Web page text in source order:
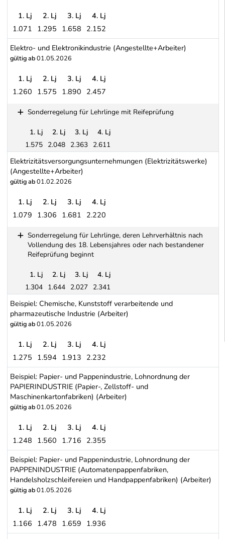
Metallindustrie: Metalltechnische Industrie (Maschinen- und
1. Lj 2. Lj 3. Lj
4. Lj
1.071 1.295 1.658 2.152
Elektro- und Elektronikindustrie (Angestellte+Arbeiter)
gültig ab01.05.2026
1. Lj 2. Lj 3. Lj
4. Lj
1.260 1.575 1.890 2.457
Sonderregelung für Lehrlinge mit Reifeprüfung
Sonderregelung für Lehrlinge mit Reifeprüfung
1. Lj 2. Lj 3. Lj
4. Lj
1.575 2.048 2.363 2.611
Elektrizitätsversorgungsunternehmungen (Elektrizitätswerke)
(Angestellte+Arbeiter)
gültig ab01.02.2026
1. Lj 2. Lj 3. Lj
4. Lj
1.079 1.306 1.681 2.220
Sonderregelung für Lehrlinge, deren Lehrverhältnis nach
Vollendung des 18. Lebensjahres oder nach bestandener
Reifeprüfung beginnt
Sonderregelung für Lehrlinge, deren Lehrverhältnis nach
1. Lj 2. Lj 3. Lj
4. Lj
1.304 1.644 2.027 2.341
Beispiel: Chemische, Kunststoff verarbeitende und
pharmazeutische Industrie (Arbeiter)
gültig ab01.05.2026
Beispiel: Chemische, Kunststoff verarbeitende und
1. Lj 2. Lj 3. Lj
4. Lj
1.275 1.594 1.913 2.232
Beispiel: Papier- und Pappenindustrie, Lohnordnung der
PAPIERINDUSTRIE (Papier-, Zellstoff- und
Maschinenkartonfabriken) (Arbeiter)
gültig ab01.05.2026
Beispiel: Papier- und Pappenindustrie, Lohnordnung der
1. Lj 2. Lj 3. Lj
4. Lj
1.248 1.560 1.716 2.355
Beispiel: Papier- und Pappenindustrie, Lohnordnung der
PAPPENINDUSTRIE (Automatenpappenfabriken,
Handelsholzschleifereien und Handpappenfabriken) (Arbeiter)
gültig ab01.05.2026
Beispiel: Papier- und Pappenindustrie, Lohnordnung der
1. Lj 2. Lj 3. Lj
4. Lj
1.166 1.478 1.659 1.936